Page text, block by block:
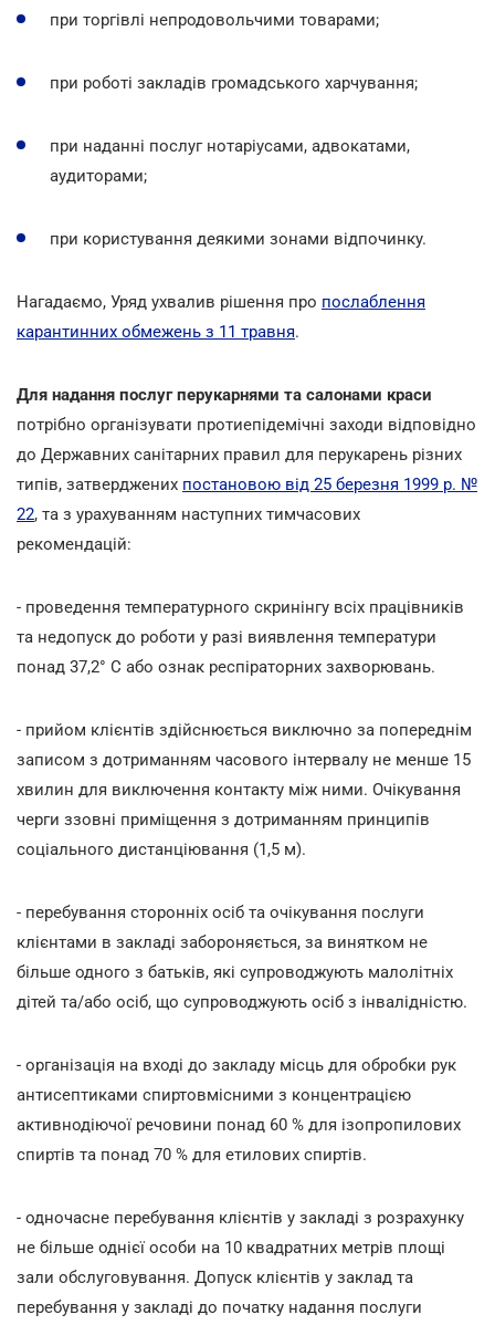
при торгівлі непродовольчими товарами;
при роботі закладів громадського харчування;
при наданні послуг нотаріусами, адвокатами,
аудиторами;
при користування деякими зонами відпочинку.
Нагадаємо, Уряд ухвалив рішення про послаблення
карантинних обмежень з 11 травня.
Для надання послуг перукарнями та салонами краси
потрібно організувати протиепідемічні заходи відповідно
до Державних санітарних правил для перукарень різних
типів, затверджених постановою від 25 березня 1999 р. №
22, та з урахуванням наступних тимчасових
рекомендацій:
- проведення температурного скринінгу всіх працівників
та недопуск до роботи у разі виявлення температури
понад 37,2° C або ознак респіраторних захворювань.
- прийом клієнтів здійснюється виключно за попереднім
записом з дотриманням часового інтервалу не менше 15
хвилин для виключення контакту між ними. Очікування
черги ззовні приміщення з дотриманням принципів
соціального дистанціювання (1,5 м).
- перебування сторонніх осіб та очікування послуги
клієнтами в закладі забороняється, за винятком не
більше одного з батьків, які супроводжують малолітніх
дітей та/або осіб, що супроводжують осіб з інвалідністю.
- організація на вході до закладу місць для обробки рук
антисептиками спиртовмісними з концентрацією
активнодіючої речовини понад 60 % для ізопропилових
спиртів та понад 70 % для етилових спиртів.
- одночасне перебування клієнтів у закладі з розрахунку
не більше однієї особи на 10 квадратних метрів площі
зали обслуговування. Допуск клієнтів у заклад та
перебування у закладі до початку надання послуги